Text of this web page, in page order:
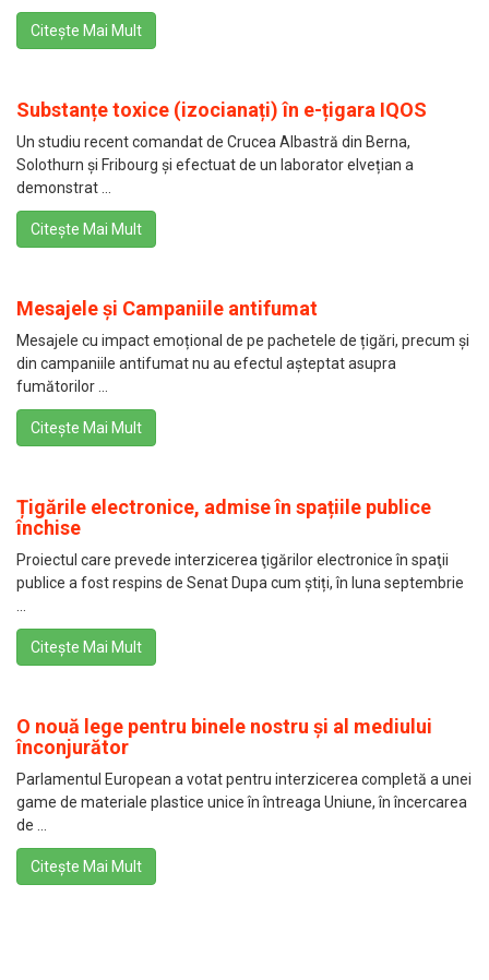
Citește Mai Mult
Substanțe toxice (izocianați) în e-țigara IQOS
Un studiu recent comandat de Crucea Albastră din Berna,
Solothurn și Fribourg și efectuat de un laborator elvețian a
demonstrat ...
Citește Mai Mult
Mesajele și Campaniile antifumat
Mesajele cu impact emoțional de pe pachetele de țigări, precum și
din campaniile antifumat nu au efectul așteptat asupra
fumătorilor ...
Citește Mai Mult
Țigările electronice, admise în spațiile publice
închise
Proiectul care prevede interzicerea ţigărilor electronice în spaţii
publice a fost respins de Senat Dupa cum știți, în luna septembrie
...
Citește Mai Mult
O nouă lege pentru binele nostru și al mediului
înconjurător
Parlamentul European a votat pentru interzicerea completă a unei
game de materiale plastice unice în întreaga Uniune, în încercarea
de ...
Citește Mai Mult